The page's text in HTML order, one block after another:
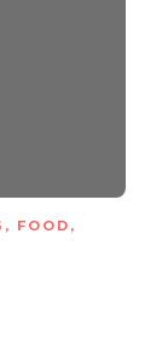
, FOOD ,